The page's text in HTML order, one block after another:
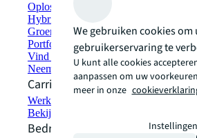
Oplossingen voor duurzaamheid
Hybride werkplekoplossingen
Groen bouwen en verhuren
Portfoliomanagement
Vind en huur ruimte
Neem contact met ons op
Carrières
Werken bij JLL
Bekijk vacatures
Bedrijfsinformatie
We gebruiken cookies om
gebruikerservaring te
U kunt alle cookies
aanpassen om uw
meer in onze